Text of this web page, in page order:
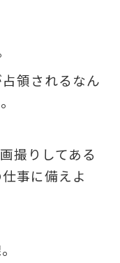
領されるなん
撮りしてある
事に備えよ